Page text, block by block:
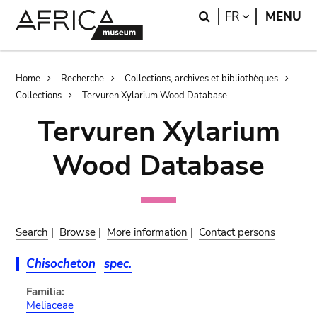
Search
FR LANGUAGE
MENU
Breadcrumb
Home Recherche
Collections, archives et bibliothèques
Collections
Tervuren Xylarium Wood Database
Tervuren Xylarium
Wood Database
Search | Browse | More information | Contact persons
Chisocheton spec.
Familia:
Meliaceae